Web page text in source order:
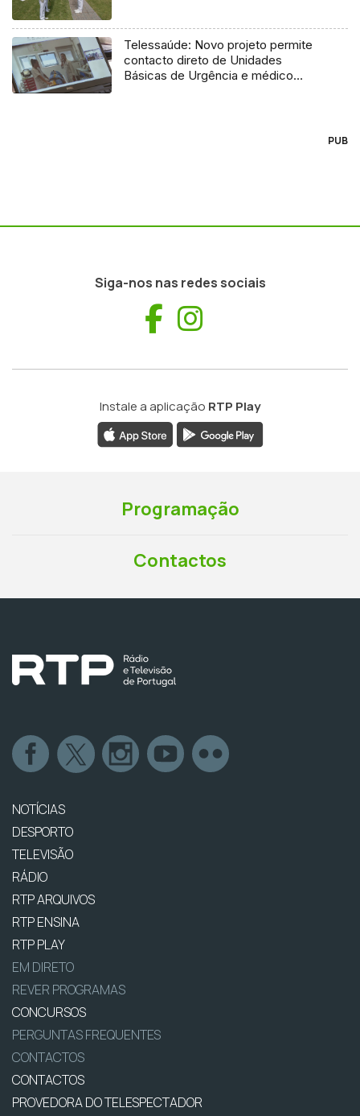
Telessaúde: Novo projeto permite
contacto direto de Unidades
Básicas de Urgência e médico
PUB
Siga-nos nas redes sociais
Facebook
Instale a aplicação RTP Play
Programação
Contactos
NOTÍCIAS
DESPORTO
TELEVISÃO
RÁDIO
RTP ARQUIVOS
RTP ENSINA
RTP PLAY
EM DIRETO
REVER PROGRAMAS
CONCURSOS
PERGUNTAS FREQUENTES
CONTACTOS
CONTACTOS
PROVEDORA DO TELESPECTADOR